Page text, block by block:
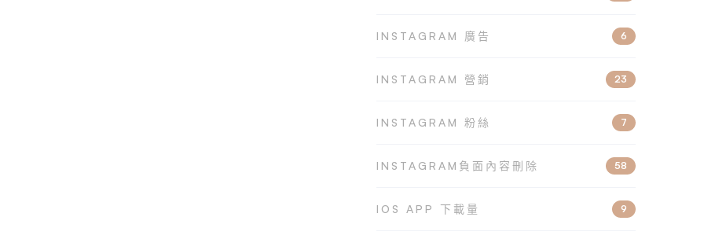
INSTAGRAM 廣告 6
INSTAGRAM 營銷 23
INSTAGRAM 粉絲 7
INSTAGRAM負面內容刪除 58
IOS APP 下載量 9